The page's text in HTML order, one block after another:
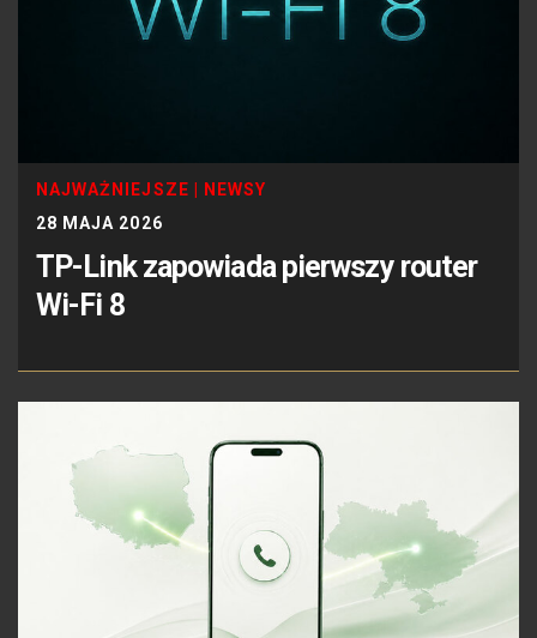
NAJWAŻNIEJSZE
NEWSY
28 MAJA 2026
TP-Link zapowiada pierwszy router
Wi-Fi 8